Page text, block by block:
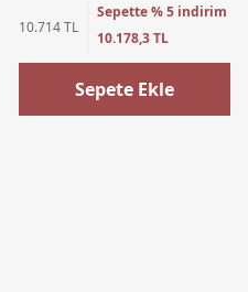
10.714 TL
Sepette % 5 indirim
10.178,3 TL
Sepete Ekle